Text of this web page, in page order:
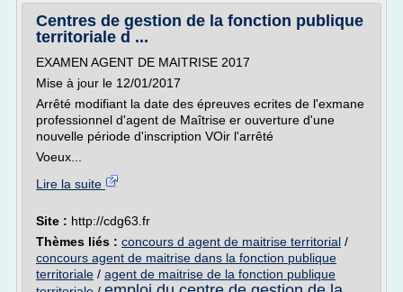
Centres de gestion de la fonction publique
territoriale d ...
EXAMEN AGENT DE MAITRISE 2017
Mise à jour le 12/01/2017
Arrêté modifiant la date des épreuves ecrites de l'exmane
professionnel d'agent de Maîtrise er ouverture d'une
nouvelle période d'inscription VOir l'arrêté
Voeux...
Lire la suite
Site : http://cdg63.fr
Thèmes liés : concours d agent de maitrise territorial /
concours agent de maitrise dans la fonction publique
territoriale / agent de maitrise de la fonction publique